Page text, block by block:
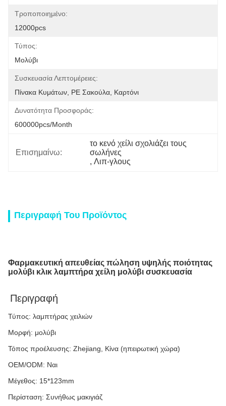
Τροποποιημένο:
12000pcs
Τύπος:
Μολύβι
Συσκευασία Λεπτομέρειες:
Πίνακα Κυμάτων, PE Σακούλα, Καρτόνι
Δυνατότητα Προσφοράς:
600000pcs/month
Επισημαίνω:
το κενό χείλι σχολιάζει τους
σωλήνες
, Λιπ-γλους
Περιγραφή Του Προϊόντος
Φαρμακευτική απευθείας πώληση υψηλής ποιότητας
μολύβι κλικ λαμπτήρα χείλη μολύβι συσκευασία
Περιγραφή
Τύπος: λαμπτήρας χειλιών
Μορφή: μολύβι
Τόπος προέλευσης: Zhejiang, Κίνα (ηπειρωτική χώρα)
OEM/ODM: Ναι
Μέγεθος: 15*123mm
Περίσταση: Συνήθως μακιγιάζ